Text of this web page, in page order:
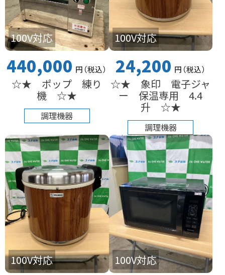
100V対応
440,000 円（税込）
☆★ ポップ 練り
機 ☆★
調理機器
100V対応
24,200 円（税込）
☆★ 象印 電子ジャ
ー 保温専用 4.4
升 ☆★
調理機器
100V対応 100V対応